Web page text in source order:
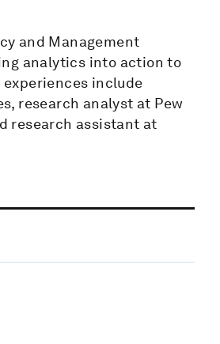
and Management
analytics into action to
experiences include
research analyst at Pew
research assistant at